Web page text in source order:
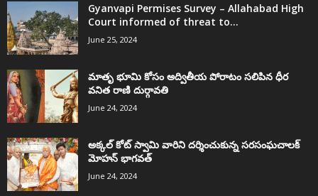
Gyanvapi Permises Survey – Allahabad High
Court informed of threat to...
June 25, 2024
మాతృ భూమి కోసం అద్వితీయ పోరాటం సలిపిన ధీర
వనిత రాణి దుర్గావతి
June 24, 2024
అక్కల్‌ కోట్‌ స్వామి వారిని దర్శించుకున్న సరసంఘచాలక్
మోహన్ భాగవత్
June 24, 2024